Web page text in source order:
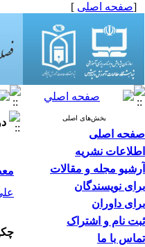
[صفحه اصلی ]
بخش‌های اصلی
صفحه اصلی
اطلاعات نشریه
آرشیو مجله و مقالات
برای نویسندگان
برای داوران
ثبت نام و اشتراک
تماس با ما
دوره